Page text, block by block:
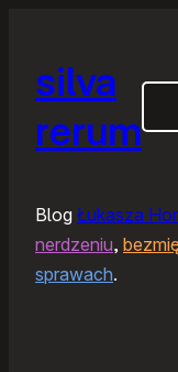
silva
rerum
Blog Łukasza
nerdzeniu,
sprawach.